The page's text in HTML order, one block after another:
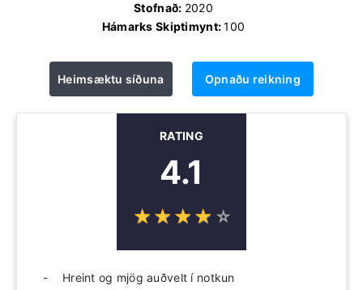
Stofnað: 2020
Hámarks Skiptimynt:100
Heimsæktu síðuna Opnaðu reikning
RATING
4.1
☆☆☆☆ ☆
★★★★ ★
Hreint og mjög auðvelt í notkun